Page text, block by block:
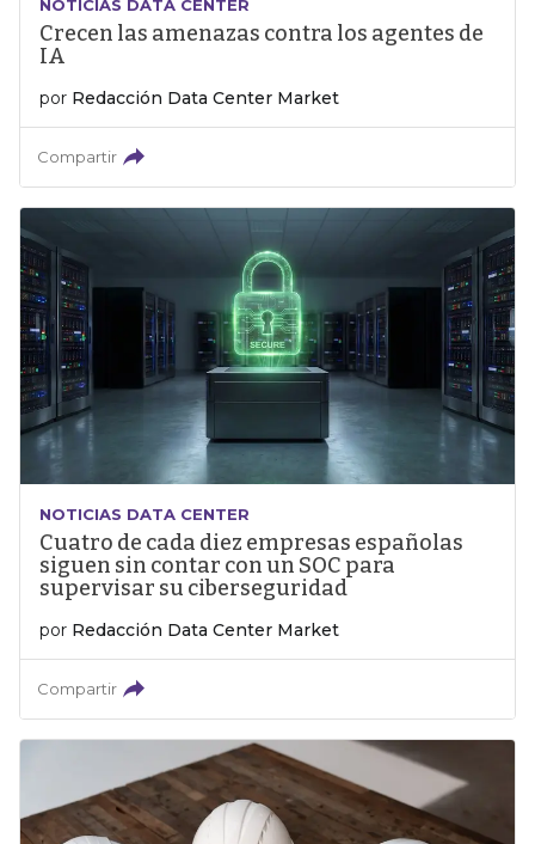
NOTICIAS DATA CENTER
Crecen las amenazas contra los agentes de
IA
por Redacción Data Center Market
Compartir
NOTICIAS DATA CENTER
Cuatro de cada diez empresas españolas
siguen sin contar con un SOC para
supervisar su ciberseguridad
por Redacción Data Center Market
Compartir